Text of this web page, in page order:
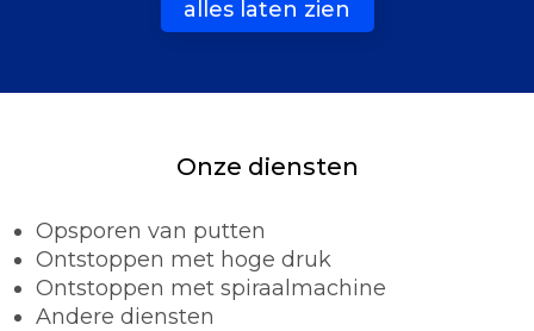
alles laten zien
Onze diensten
Opsporen van putten
Ontstoppen met hoge druk
Ontstoppen met spiraalmachine
Andere diensten